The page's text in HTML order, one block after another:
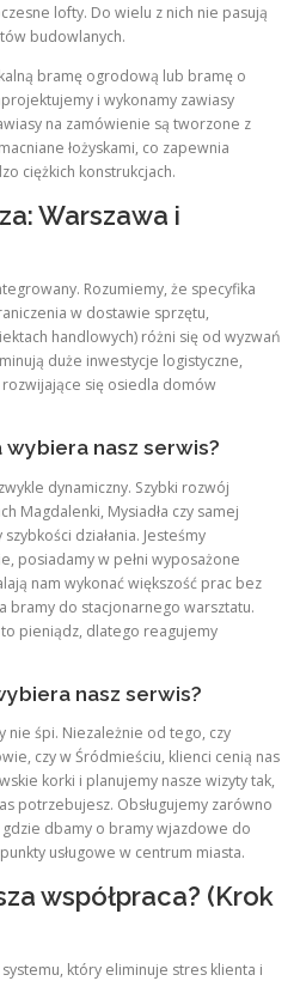
lofty. Do wielu z nich nie pasują
budowlanych.
bramę ogrodową lub bramę o
i wykonamy zawiasy
na zamówienie są tworzone z
łożyskami, co zapewnia
ciężkich konstrukcjach.
Warszawa i
Rozumiemy, że specyfika
w dostawie sprzętu,
handlowych) różni się od wyzwań
duże inwestycje logistyczne,
się osiedla domów
nasz serwis?
dynamiczny. Szybki rozwój
Magdalenki, Mysiadła czy samej
działania. Jesteśmy
posiadamy w pełni wyposażone
nam wykonać większość prac bez
bramy do stacjonarnego warsztatu.
pieniądz, dlatego reagujemy
nasz serwis?
nie śpi. Niezależnie od tego, czy
czy w Śródmieściu, klienci cenią nas
korki i planujemy nasze wizyty tak,
potrzebujesz. Obsługujemy zarówno
dbamy o bramy wjazdowe do
usługowe w centrum miasta.
współpraca? (Krok
który eliminuje stres klienta i